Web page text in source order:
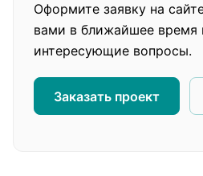
Оформите заявку на
вами в ближайшее время
интересующие вопросы.
Заказать проект